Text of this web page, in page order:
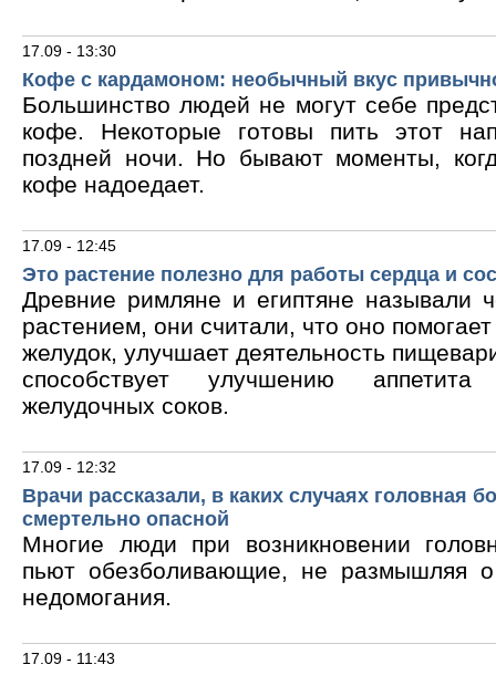
17.09 - 13:30
Кофе с кардамоном: необычный вкус
Большинство людей не могут себе
кофе. Некоторые готовы пить этот
поздней ночи. Но бывают моменты,
кофе надоедает.
17.09 - 12:45
Это растение полезно для работы сердца и
Древние римляне и египтяне называли
растением, они считали, что оно
желудок, улучшает деятельность
способствует улучшению
желудочных соков.
17.09 - 12:32
Врачи рассказали, в каких случаях головная
смертельно опасной
Многие люди при возникновении
пьют обезболивающие, не размышляя о
недомогания.
17.09 - 11:43